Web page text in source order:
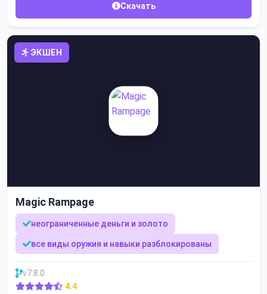
Скачать
ЭКШЕН
Magic Rampage
неограниченные деньги и золото
все виды оружия и навыки разблокированы
v7.8.0
4.4